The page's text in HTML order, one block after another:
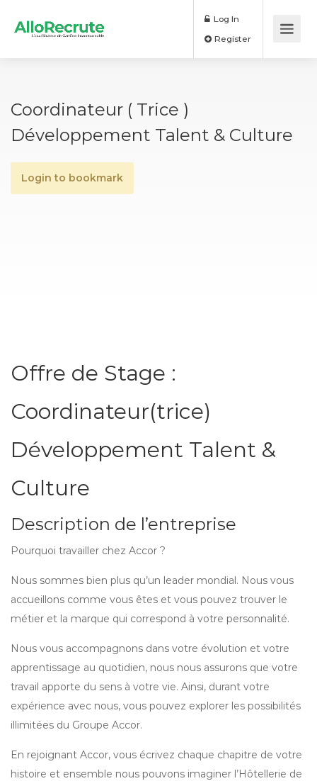
Log In
Coordinateur ( Trice )
Développement Talent & Culture
Login to bookmark
Offre de Stage :
Coordinateur(trice)
Développement Talent &
Culture
Description de l’entreprise
Pourquoi travailler chez Accor ?
Nous sommes bien plus qu’un leader mondial. Nous vous
accueillons comme vous êtes et vous pouvez trouver le
métier et la marque qui correspond à votre personnalité.
Nous vous accompagnons dans votre évolution et votre
apprentissage au quotidien, nous nous assurons que votre
travail apporte du sens à votre vie. Ainsi, durant votre
expérience avec nous, vous pouvez explorer les possibilités
illimitées du Groupe Accor.
En rejoignant Accor, vous écrivez chaque chapitre de votre
histoire et ensemble nous pouvons imaginer l’Hôtellerie de